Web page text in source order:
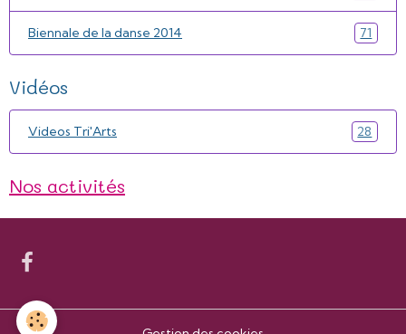
Biennale de la danse 2014 71
Vidéos
Videos Tri'Arts 28
Nos activités